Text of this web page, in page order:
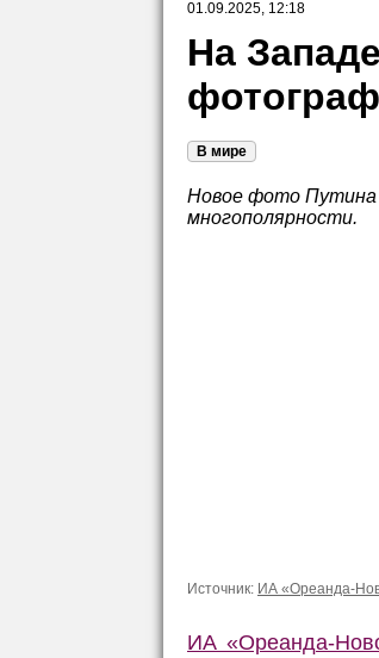
01.09.2025, 12:18
На
В мире
Новое фото Путина
многополярности.
Источник: ИА «Ореанда-
ИА «Ореанда-